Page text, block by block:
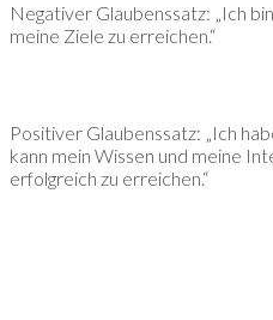
Negativer Glaubenssatz: „Ich
meine Ziele zu erreichen.“
Positiver Glaubenssatz: „Ich
kann mein Wissen und meine
erfolgreich zu erreichen.“